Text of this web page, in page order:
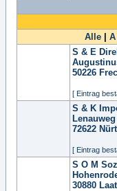
Alle
A
S & E
50226
[ Eintrag
S & K
72622
[ Eintrag
S O M
30880